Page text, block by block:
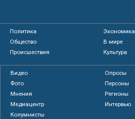
Политика
Экономика
Общество
В мире
Происшествия
Культура
Видео
Опросы
Фото
Персоны
Мнения
Регионы
Медиацентр
Интервью
Колумнисты